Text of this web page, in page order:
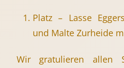
Platz – Lasse
und Malte Zurheide
Wir gratulieren allen